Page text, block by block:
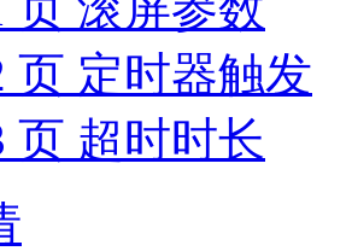
页 定时器触发
页 超时时长